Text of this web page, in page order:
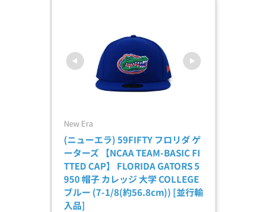
New Era
(ニューエラ) 59FIFTY フロリダ ゲ
ーターズ 【NCAA TEAM-BASIC FI
TTED CAP】 FLORIDA GATORS 5
950 帽子 カレッジ 大学 COLLEGE
ブルー (7-1/8(約56.8cm)) [並行輸
入品]